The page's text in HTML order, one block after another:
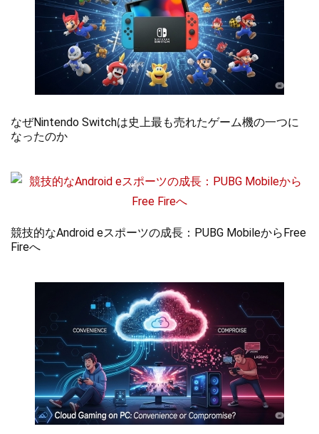
なぜNintendo Switchは史上最も売れたゲーム機の一つに
なったのか
競技的なAndroid eスポーツの成長：PUBG MobileからFree
Fireへ